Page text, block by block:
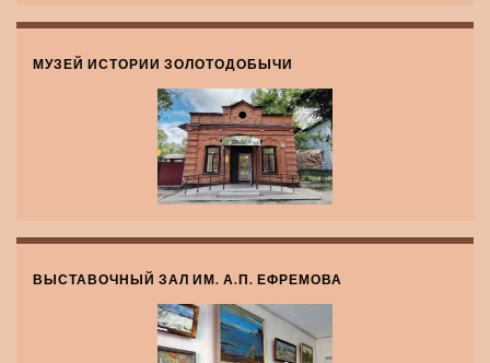
МУЗЕЙ ИСТОРИИ ЗОЛОТОДОБЫЧИ
ВЫСТАВОЧНЫЙ ЗАЛ ИМ. А.П. ЕФРЕМОВА